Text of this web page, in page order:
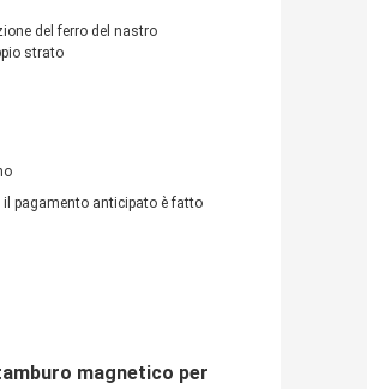
del ferro del nastro
strato
il pagamento anticipato è fatto
magnetico per